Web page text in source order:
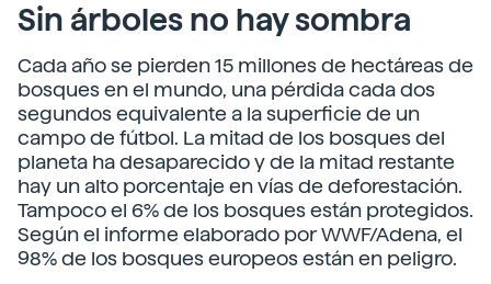
Sin árboles no hay sombra
Cada año se pierden 15 millones de hectáreas de
bosques en el mundo, una pérdida cada dos
segundos equivalente a la superficie de un
campo de fútbol. La mitad de los bosques del
planeta ha desaparecido y de la mitad restante
hay un alto porcentaje en vías de deforestación.
Tampoco el 6% de los bosques están protegidos.
Según el informe elaborado por WWF/Adena, el
98% de los bosques europeos están en peligro.